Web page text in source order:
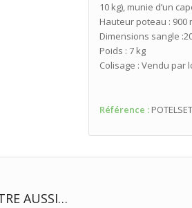
10 kg), munie d’un
Hauteur poteau : 900
Dimensions sangle
Poids : 7 kg
Colisage : Vendu par
Référence : POTELSET
AUSSI…